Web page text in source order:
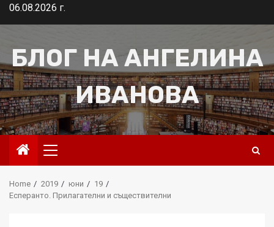
Skip06.08.2026 г.
БЛОГ НА АНГЕЛИНА
ИВАНОВА
Primary
Menu
Home 2019 юни
19
Есперанто. Прилагателни и съществителни